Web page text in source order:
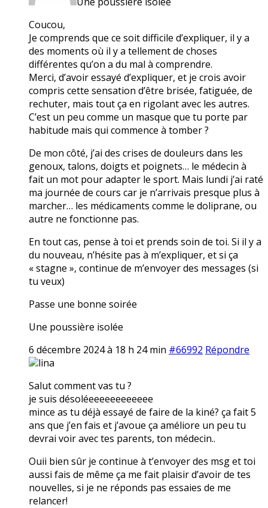
Coucou,
Je comprends que ce soit difficile d’expliquer, il y a
des moments où il y a tellement de choses
différentes qu’on a du mal à comprendre.
Merci, d’avoir essayé d’expliquer, et je crois avoir
compris cette sensation d’être brisée, fatiguée, de
rechuter, mais tout ça en rigolant avec les autres.
C’est un peu comme un masque que tu porte par
habitude mais qui commence à tomber ?
De mon côté, j’ai des crises de douleurs dans les
genoux, talons, doigts et poignets… le médecin à
fait un mot pour adapter le sport. Mais lundi j’ai raté
ma journée de cours car je n’arrivais presque plus à
marcher… les médicaments comme le doliprane, ou
autre ne fonctionne pas.
En tout cas, pense à toi et prends soin de toi. Si il y a
du nouveau, n’hésite pas à m’expliquer, et si ça
« stagne », continue de m’envoyer des messages (si
tu veux)
Passe une bonne soirée
Une poussière isolée
6 décembre 2024 à 18 h 24 min #66992 Répondre
lina
Salut comment vas tu ?
je suis désoléeeeeeeeeeeee
mince as tu déjà essayé de faire de la kiné? ça fait 5
ans que j’en fais et j’avoue ça améliore un peu tu
devrai voir avec tes parents, ton médecin..
Ouii bien sûr je continue à t’envoyer des msg et toi
aussi fais de même ça me fait plaisir d’avoir de tes
nouvelles, si je ne réponds pas essaies de me
relancer!